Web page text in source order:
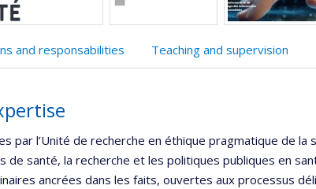
and responsabilities Teaching and supervision
par l’Unité de recherche en éthique pragmatique de la
de santé, la recherche et les politiques publiques en
ancrées dans les faits, ouvertes aux processus